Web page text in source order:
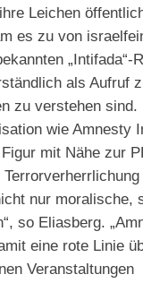
Leichen
es zu von
„Intifada“-
als Aufruf
zu verstehen sind.
wie Amnesty
mit Nähe zur
nur moralische,
so Eliasberg.
eine rote Linie
Veranstaltungen